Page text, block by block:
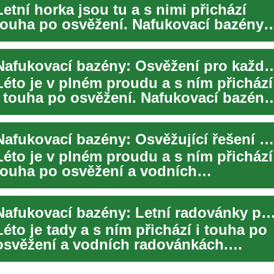
horka jsou tu a s nimi přichází
po osvěžení. Nafukovací bazény
skvělou možnost, jak si užít
Nafukovací bazény:
je v plném proudu a s ním přichází
po osvěžení. Nafukovací bazény
skvělou volbou pro ty, kteří chtě...
Nafukovací bazény: Osvěžující řešení pro letní radovánky
je v plném proudu a s ním přichází
po osvěžení a vodních
Nafukovací bazény
skvělo...
Nafukovací bazény: Letní radovánky pro celou rodinu
je tady a s ním přichází i touha po
a vodních radovánkách.
bazény jsou skvělým